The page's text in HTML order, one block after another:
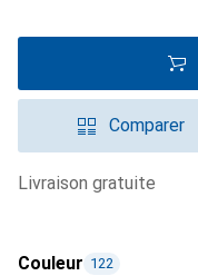
Comparer
livraison gratuite
Couleur 122